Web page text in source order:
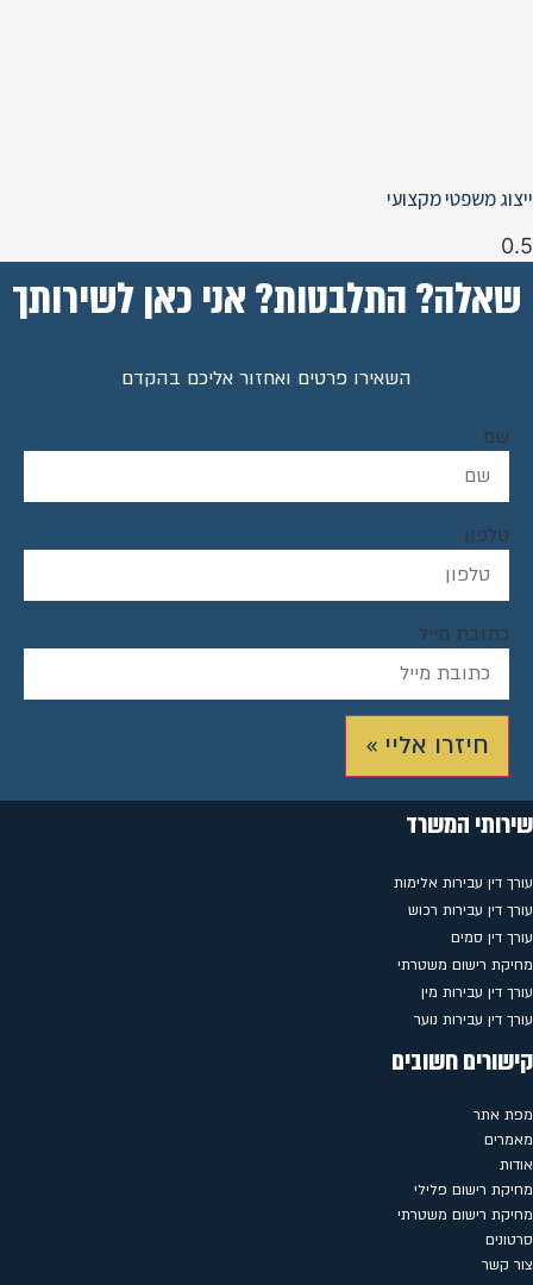
ייצוג משפטי מקצועי
שאלה? התלבטות? אני כאן לשירותך
השאירו פרטים ואחזור אליכם בהקדם
שם
טלפון
כתובת מייל
חיזרו אליי »
שירותי המשרד
עורך דין עבירות אלימות
עורך דין עבירות רכוש
עורך דין סמים
מחיקת רישום משטרתי
עורך דין עבירות מין
עורך דין עבירות נוער
קישורים חשובים
מפת אתר
מאמרים
אודות
מחיקת רישום פלילי
מחיקת רישום משטרתי
סרטונים
צור קשר